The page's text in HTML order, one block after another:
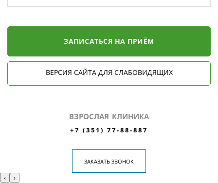
ЗАПИСАТЬСЯ НА ПРИЁМ
ВЕРСИЯ САЙТА ДЛЯ СЛАБОВИДЯЩИХ
ВЗРОСЛАЯ КЛИНИКА
+7 (351) 77-88-887
ЗАКАЗАТЬ ЗВОНОК
‹ ›